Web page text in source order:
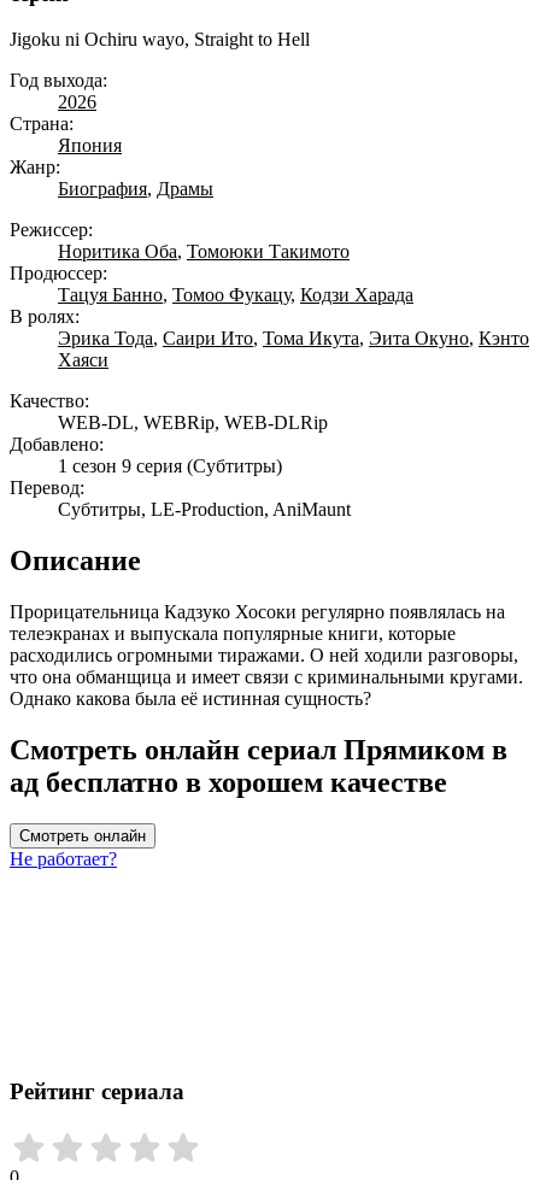
Jigoku ni Ochiru wayo, Straight to Hell
Год выхода:
2026
Страна:
Япония
Жанр:
Биография, Драмы
Режиссер:
Норитика Оба, Томоюки Такимото
Продюссер:
Тацуя Банно, Томоо Фукацу, Кодзи Харада
В ролях:
Эрика Тода, Саири Ито, Тома Икута, Эита Окуно, Кэнто
Хаяси
Качество:
WEB-DL, WEBRip, WEB-DLRip
Добавлено:
1 сезон 9 серия (Субтитры)
Перевод:
Субтитры, LE-Production, AniMaunt
Описание
Прорицательница Кадзуко Хосоки регулярно появлялась на
телеэкранах и выпускала популярные книги, которые
расходились огромными тиражами. О ней ходили разговоры,
что она обманщица и имеет связи с криминальными кругами.
Однако какова была её истинная сущность?
Смотреть онлайн сериал Прямиком в
ад бесплатно в хорошем качестве
Смотреть онлайн
Не работает?
Рейтинг сериала